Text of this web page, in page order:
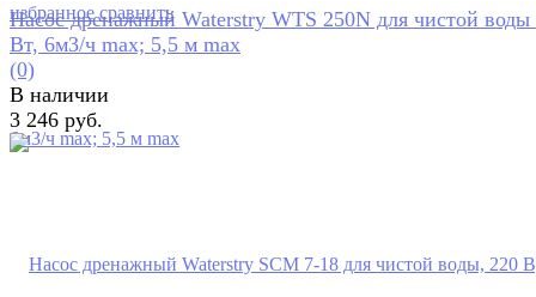
избранное сравнить
Насос дренажный Waterstry WTS 250N для чистой воды
Вт, 6м3/ч max; 5,5 м max
(0)
В наличии
3 246 руб.